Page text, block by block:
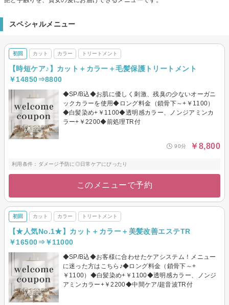
スペシャルメニュー
初回 カット カラー トリートメント
【時短ケア♪】カット＋カラー＋毛髪保護トリートメント
￥14850⇒8800
◆SP/B込◆お肌に優しく刺激、残臭の少ないオーガニ
ックカラーを使用◆ロング料金（鎖骨下～+￥1100）
◆白髪染め+￥1100◆透明感カラー、ノンジアミンカ
ラー+￥2200◆前処理TR付
90分 ￥8,800
利用条件：ダメージ予防に◎日常ケアにぴったり
このメニューで予約
初回 カット カラー トリートメント
【★人気No.1★】カット＋カラー＋美髪改善エステTR
￥16500⇒￥11000
◆SP/B込◆お客様に合わせたケアシステム！メニュー
に迷った方はこちら♪◆ロング料金（鎖骨下～+
￥1100）◆白髪染め+￥1100◆透明感カラー、ノンジ
アミンカラー+￥2200◆中間ケア/超音波TR付